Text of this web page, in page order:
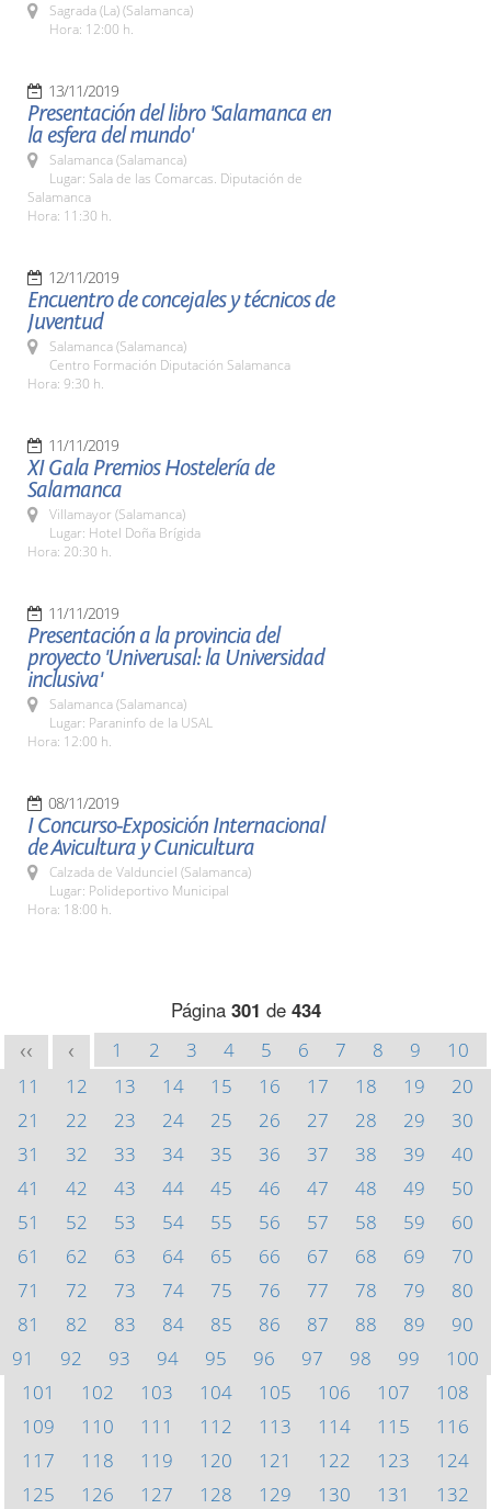
Sagrada (La) (Salamanca)
Hora: 12:00 h.
13/11/2019
Presentación del libro 'Salamanca en
la esfera del mundo'
Salamanca (Salamanca)
Lugar: Sala de las Comarcas. Diputación de
Salamanca
Hora: 11:30 h.
12/11/2019
Encuentro de concejales y técnicos de
Juventud
Salamanca (Salamanca)
Centro Formación Diputación Salamanca
Hora: 9:30 h.
11/11/2019
XI Gala Premios Hostelería de
Salamanca
Villamayor (Salamanca)
Lugar: Hotel Doña Brígida
Hora: 20:30 h.
11/11/2019
Presentación a la provincia del
proyecto 'Univerusal: la Universidad
inclusiva'
Salamanca (Salamanca)
Lugar: Paraninfo de la USAL
Hora: 12:00 h.
08/11/2019
I Concurso-Exposición Internacional
de Avicultura y Cunicultura
Calzada de Valdunciel (Salamanca)
Lugar: Polideportivo Municipal
Hora: 18:00 h.
Página 301 de 434
<< < 1 2 3 4 5 6 7 8 9
10
11
12 13 14 15 16 17 18 19
20
21
22 23 24 25 26 27 28 29
30
31
32 33 34 35 36 37 38 39
40
41
42 43 44 45 46 47 48 49
50
51
52 53 54 55 56 57 58 59
60
61
62 63 64 65 66 67 68 69
70
71
72 73 74 75 76 77 78 79
80
81
82 83 84 85 86 87 88 89
90
91
92 93 94 95 96 97 98 99
100
101
102 103 104 105 106 107
108
109
110 111 112 113 114 115
116
117
118 119 120 121 122 123
124
125
126 127 128 129 130 131
132